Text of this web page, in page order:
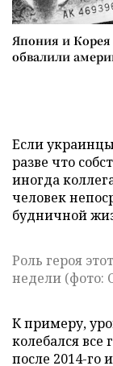
Япония и Корея
обвалили
Если
разве что
иногда
человек
будничной
Роль героя
недели (фото:
К примеру,
колебался все
после 2014-го